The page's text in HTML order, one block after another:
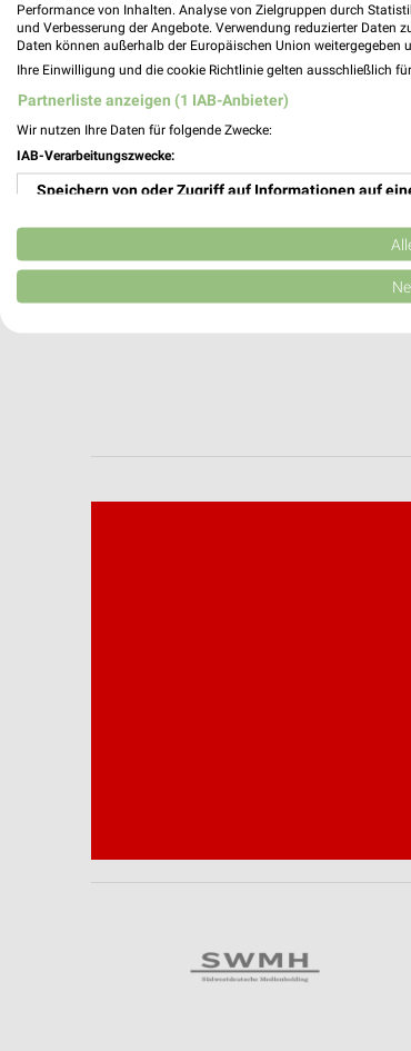
Performance von Inhalten. Analyse von Zielgruppen durch
und Verbesserung der Angebote. Verwendung reduzierter Daten
Daten können außerhalb der Europäischen Union weitergegeben
Ihre Einwilligung und die cookie Richtlinie gelten ausschließlich
Partnerliste anzeigen (1 IAB-Anbieter)
Wir nutzen Ihre Daten für folgende Zwecke:
IAB-Verarbeitungszwecke:
Speichern von oder Zugriff auf Informationen auf
Verwendung reduzierter Daten zur Auswahl von
Erstellung von Profilen für personalisierte Werbung
Analyse von Zielgruppen durch Statistiken oder